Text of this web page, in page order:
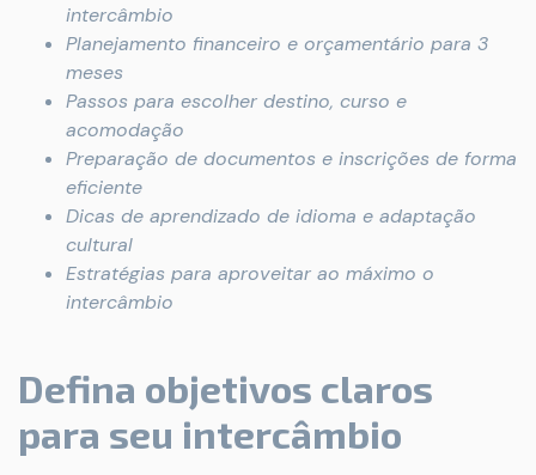
intercâmbio
Planejamento financeiro e orçamentário para 3
meses
Passos para escolher destino, curso e
acomodação
Preparação de documentos e inscrições de forma
eficiente
Dicas de aprendizado de idioma e adaptação
cultural
Estratégias para aproveitar ao máximo o
intercâmbio
Defina objetivos claros
para seu intercâmbio